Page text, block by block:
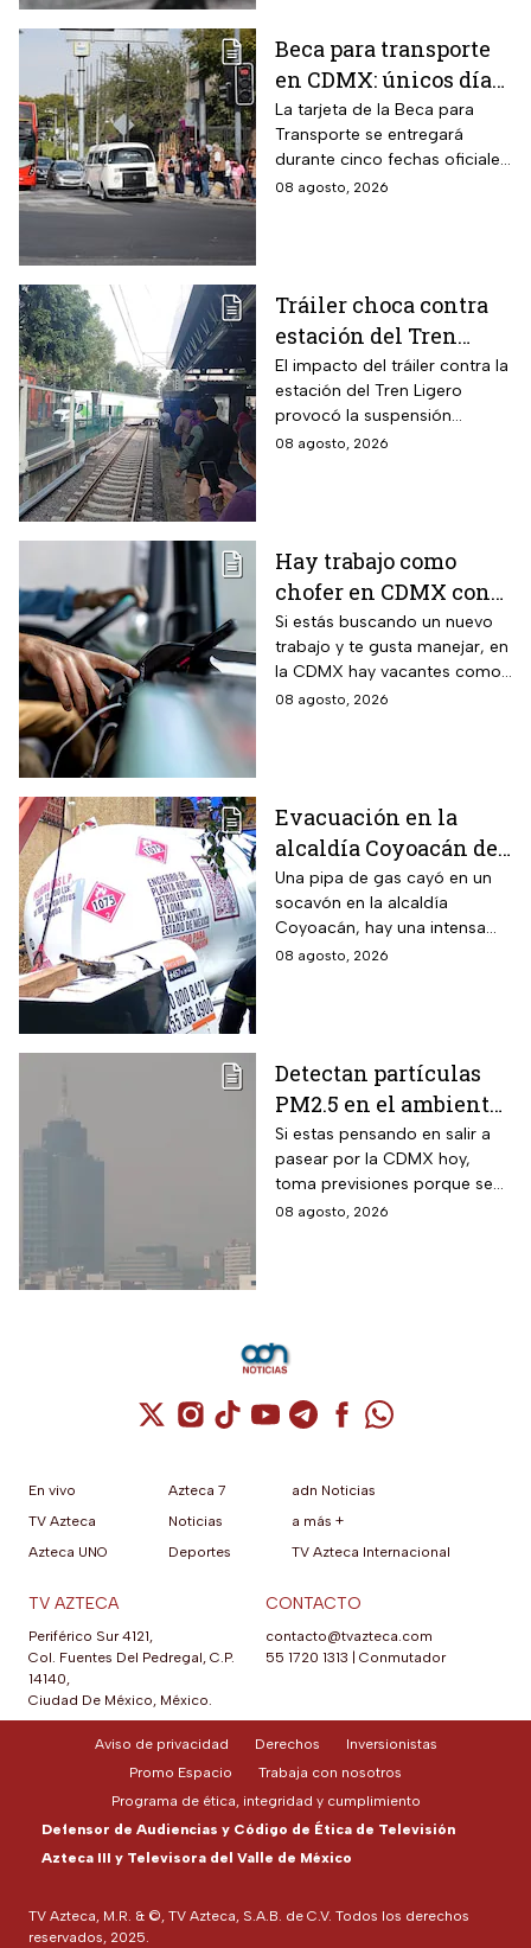
Beca para transporte
en CDMX: únicos días
para recoger la tarjeta
si te atrasaste
La tarjeta de la Beca para
Transporte se entregará
durante cinco fechas oficiales
en la CDMX; estos son los
08 agosto, 2026
Tráiler choca contra
estación del Tren
Ligero en CDMX
El impacto del tráiler contra la
estación del Tren Ligero
provocó la suspensión
momentánea del servicio
08 agosto, 2026
Hay trabajo como
chofer en CDMX con
sueldo de 13 mil 500
pesos; requisitos para
aplicar
Si estás buscando un nuevo
trabajo y te gusta manejar, en
la CDMX hay vacantes como
chofer y aquí te decimos
08 agosto, 2026
Evacuación en la
alcaldía Coyoacán de
CDMX tras caída de
una pipa en un
socavón
Una pipa de gas cayó en un
socavón en la alcaldía
Coyoacán, hay una intensa
movilización de servicios de
08 agosto, 2026
Detectan partículas
PM2.5 en el ambiente;
así esta la calidad del
aire hoy en la CDMX
Si estas pensando en salir a
pasear por la CDMX hoy,
toma previsiones porque se
detectaron partículas
08 agosto, 2026
Cuenta de X / Twitter (se abre en una
Cuenta de Instagram (se abre en una
Cuenta de TikTok (se abre en
Cuenta de YouTube (se abre
Cuenta de Telegram (se
Cuenta de
Cuenta de
En vivo
TV Azteca
Azteca UNO
Azteca 7
Noticias
Deportes
adn Noticias
a más +
TV Azteca Internacional
TV AZTECA
Periférico Sur 4121,
Col. Fuentes Del Pedregal, C.P.
14140,
Ciudad De México, México.
CONTACTO
contacto@tvazteca.com
55 1720 1313
Conmutador
TV Azteca, M.R. & ©, TV Azteca, S.A.B. de C.V. Todos los derechos
reservados, 2025.
Aviso de privacidad Derechos
Inversionistas
Promo Espacio
Trabaja con nosotros
Programa de ética, integridad y cumplimiento
Defensor de Audiencias y Código de Ética de Televisión
Azteca III y Televisora del Valle de México